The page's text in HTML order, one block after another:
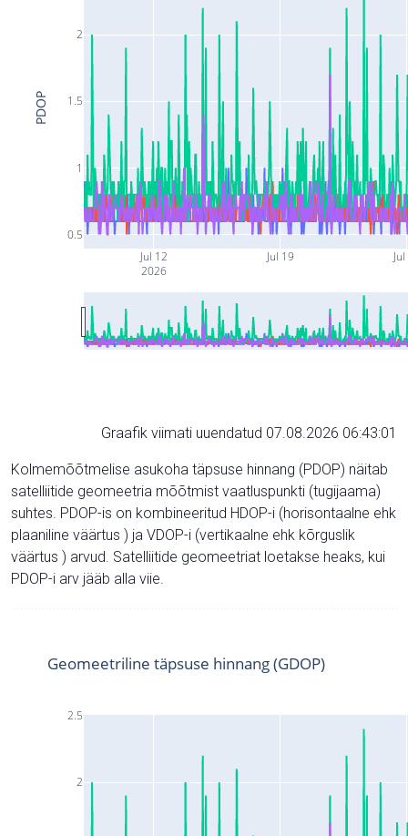
Jul 12
2026
Jul 19
0.5
1
1.5
2
PDOP
Graafik viimati uuendatud 07.08.2026 06:43:01
Kolmemõõtmelise asukoha täpsuse hinnang (PDOP) näitab
satelliitide geomeetria mõõtmist vaatluspunkti (tugijaama)
suhtes. PDOP-is on kombineeritud HDOP-i (horisontaalne ehk
plaaniline väärtus ) ja VDOP-i (vertikaalne ehk kõrguslik
väärtus ) arvud. Satelliitide geomeetriat loetakse heaks, kui
PDOP-i arv jääb alla viie.
2
2.5
Geomeetriline täpsuse hinnang (GDOP)